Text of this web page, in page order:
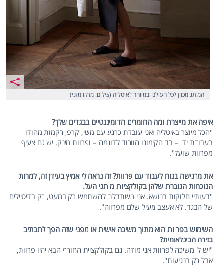
המותג מכוון לכל העולם ובמיוחד לאיטליה (צילום: מרקו מזני)
איפה את מייצרת ומה החומרים הדומיננטיים בבגדים שלך?
"הכל מיוצר באיטליה ואני עובדת כרגע עם משי, קרפ, רקמות מהודו
בעבודת יד – בד הקימונו הוורוד לדוגמה – ופרוות מינק. יש גם צעיף
מפרוות שועל".
את מרגישה בנוח לעבוד עם פרוות? זה נראה לי אמיץ בעידן זה, למרות
הנוכחות הגוברת שלהן בקולקציות מותגי העל.
"דעותיי חלוקות בנושא. אני משתדלת להשתמש רק במעט, רק בדיטיילים
של הבגד. לא אעצב מעיל שלם מפרווה".
השימוש בפרוות הוא מתוך משיכה אישית או מפני שזה הפך לתכתיב
בזירה הבינלאומית?
"יש לי משיכה לפרוות אני מודה. גם בקולקציית החורף הבא יהיו פרוות,
אבל רק בנגיעות".